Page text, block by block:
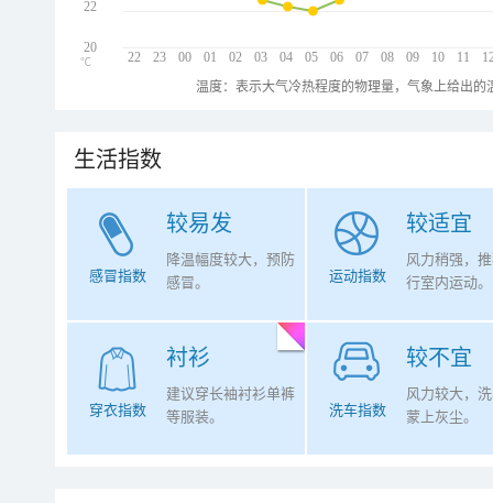
22 23 00 01 02 03 04 05 06 07 08 09 10 11
22
20
℃
温度：表示大气冷热程度的物理量，气象上给出
生活指数
较易发
感冒指数
降温幅度较大，预防
感冒。
较适宜
运动指数
风力稍强，
行室内运动。
衬衫
穿衣指数
建议穿长袖衬衫单裤
等服装。
较不宜
洗车指数
风力较大，
蒙上灰尘。